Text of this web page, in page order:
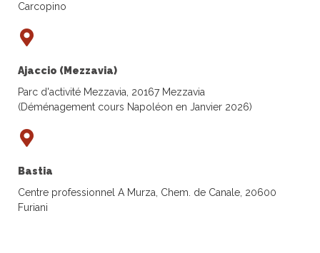
Carcopino
Ajaccio (Mezzavia)
Parc d'activité Mezzavia, 20167 Mezzavia
(Déménagement cours Napoléon en Janvier 2026)
Bastia
Centre professionnel A Murza, Chem. de Canale, 20600
Furiani